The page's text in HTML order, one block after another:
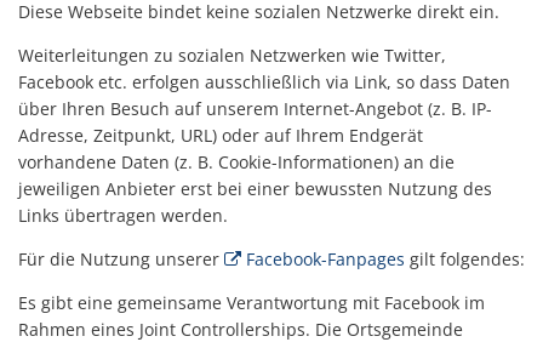
Diese Webseite bindet keine sozialen Netzwerke direkt ein.
Weiterleitungen zu sozialen Netzwerken wie Twitter,
Facebook etc. erfolgen ausschließlich via Link, so dass Daten
über Ihren Besuch auf unserem Internet-Angebot (z. B. IP-
Adresse, Zeitpunkt, URL) oder auf Ihrem Endgerät
vorhandene Daten (z. B. Cookie-Informationen) an die
jeweiligen Anbieter erst bei einer bewussten Nutzung des
Links übertragen werden.
Für die Nutzung unserer
Facebook-Fanpages gilt folgendes:
Es gibt eine gemeinsame Verantwortung mit Facebook im
Rahmen eines Joint Controllerships. Die Ortsgemeinde